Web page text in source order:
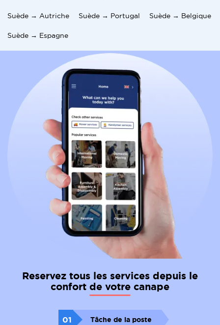
considérations importantes. En tant qu'individu
comprendre les exigences en matière de visa, les
logement, le coût de la vie, le système de santé, la
fiscalité, les services bancaires, le système
d'éducation et les aspects culturels de la Belgique.
Consulter des déménageurs internationaux
expérimentés dans la facilitation de telles transitions
peut fournir une aide précieuse pour naviguer dans
les complexités du déménagement de la Suède vers
la Belgique. En faisant appel à des
services de
déménagementprofessionnels et en menant des
recherches approfondies, vous serez mieux préparé à
vous lancer dans ce voyage passionnant et à vous
installer en douceur dans votre nouvelle maison en
Belgique.
Suède → Autriche Suède → Portugal Suède → Belgique
Suède → Espagne
Reservez tous les services depuis le
confort de votre canape
01 Tâche de la poste